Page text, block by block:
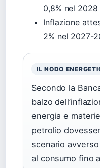
0,8% nel 2028
Inflazione
2% nel 2027-
IL NODO
Secondo la
balzo
energia e
petrolio
scenario
al consumo fino